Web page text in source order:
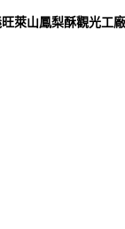
萊山鳳梨酥觀光工